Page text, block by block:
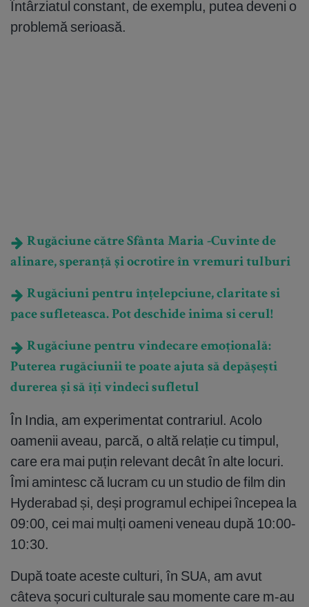
Întârziatul constant, de exemplu, putea deveni o
problemă serioasă.
Rugăciune către Sfânta Maria -Cuvinte de
alinare, speranță și ocrotire în vremuri tulburi
Rugăciuni pentru înțelepciune, claritate si
pace sufleteasca. Pot deschide inima si cerul!
Rugăciune pentru vindecare emoțională:
Puterea rugăciunii te poate ajuta să depășești
durerea și să îți vindeci sufletul
În India, am experimentat contrariul. Acolo
oamenii aveau, parcă, o altă relație cu timpul,
care era mai puțin relevant decât în alte locuri.
Îmi amintesc că lucram cu un studio de film din
Hyderabad și, deși programul echipei începea la
09:00, cei mai mulți oameni veneau după 10:00-
10:30.
După toate aceste culturi, în SUA, am avut
câteva șocuri culturale sau momente care m-au